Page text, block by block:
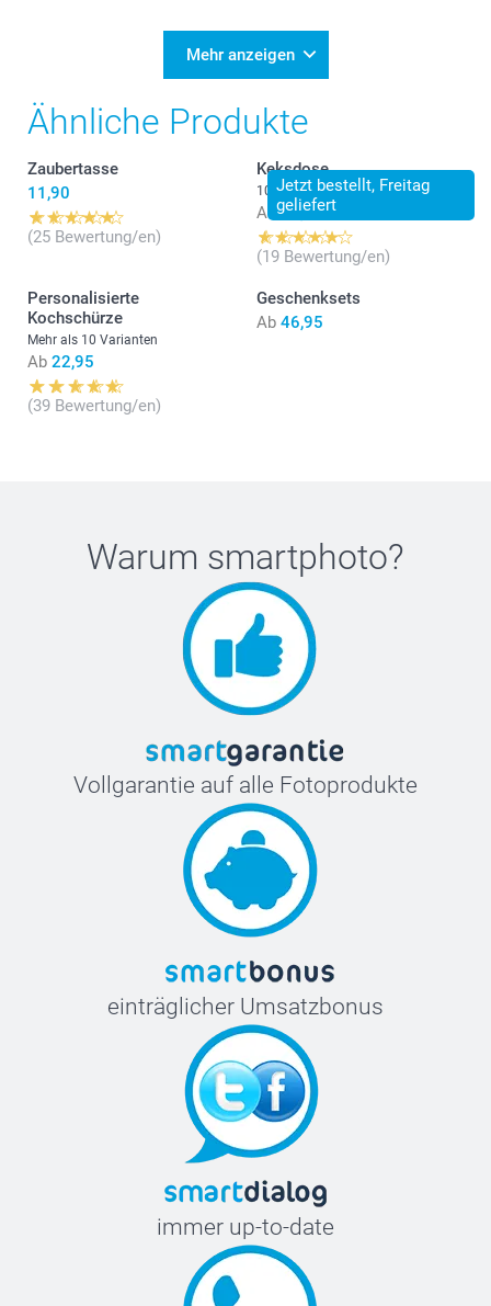
Mehr anzeigen
Ähnliche Produkte
Zaubertasse
11,90
(25 Bewertung/en)
Jetzt bestellt, Freitag
geliefert
Keksdose
10 Varianten
Ab 19,95
(19 Bewertung/en)
Personalisierte
Kochschürze
Mehr als 10 Varianten
Ab 22,95
(39 Bewertung/en)
Geschenksets
Ab 46,95
Warum smartphoto?
Vollgarantie auf alle Fotoprodukte
einträglicher Umsatzbonus
immer up-to-date